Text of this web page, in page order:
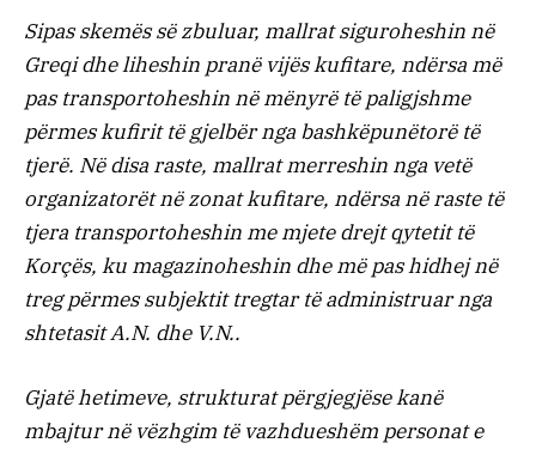
Sipas skemës së zbuluar, mallrat siguroheshin në
Greqi dhe liheshin pranë vijës kufitare, ndërsa më
pas transportoheshin në mënyrë të paligjshme
përmes kufirit të gjelbër nga bashkëpunëtorë të
tjerë. Në disa raste, mallrat merreshin nga vetë
organizatorët në zonat kufitare, ndërsa në raste të
tjera transportoheshin me mjete drejt qytetit të
Korçës, ku magazinoheshin dhe më pas hidhej në
treg përmes subjektit tregtar të administruar nga
shtetasit A.N. dhe V.N..
Gjatë hetimeve, strukturat përgjegjëse kanë
mbajtur në vëzhgim të vazhdueshëm personat e